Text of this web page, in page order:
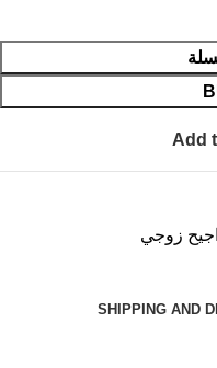
Add
زوجي
SHIPPING AND